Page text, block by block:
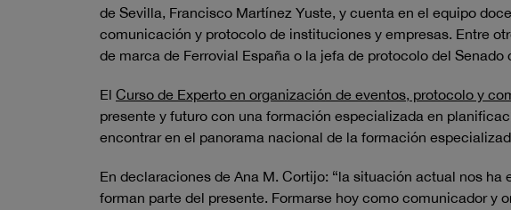
de Sevilla, Francisco Martínez Yuste, y cuenta en el equipo
comunicación y protocolo de instituciones y empresas. Entre
de marca de Ferrovial España o la jefa de protocolo del Senado
El Curso de Experto en organización de eventos, protocolo y
presente y futuro con una formación especializada en
encontrar en el panorama nacional de la formación
En declaraciones de Ana M. Cortijo: “la situación actual nos
forman parte del presente. Formarse hoy como comunicador y